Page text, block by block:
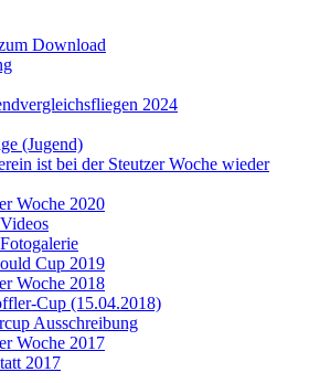
Download
2024
(Jugend)
ist bei der Steutzer Woche wieder
Woche 2020
Videos
Fotogalerie
Cup 2019
Woche 2018
Cup (15.04.2018)
Ausschreibung
Woche 2017
2017